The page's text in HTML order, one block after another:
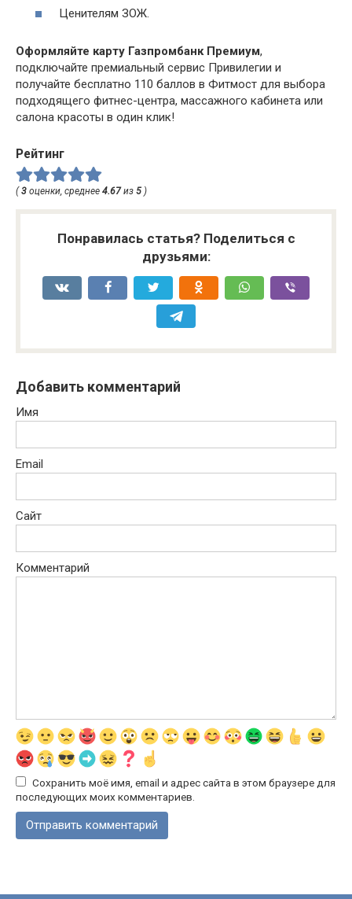
Ценителям ЗОЖ.
Оформляйте карту Газпромбанк Премиум,
подключайте премиальный сервис Привилегии и
получайте бесплатно 110 баллов в Фитмост для выбора
подходящего фитнес-центра, массажного кабинета или
салона красоты в один клик!
Рейтинг
(3 оценки, среднее 4.67из 5 )
Понравилась статья? Поделиться с
друзьями:
Добавить комментарий
Имя
Email
Сайт
Комментарий
Сохранить моё имя, email и адрес сайта в этом браузере для
последующих моих комментариев.